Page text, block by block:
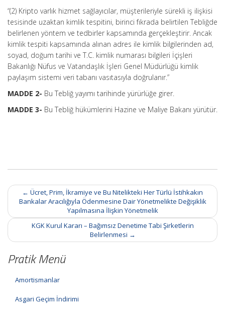
“(2) Kripto varlık hizmet sağlayıcılar, müşterileriyle sürekli iş ilişkisi
tesisinde uzaktan kimlik tespitini, birinci fıkrada belirtilen Tebliğde
belirlenen yöntem ve tedbirler kapsamında gerçekleştirir. Ancak
kimlik tespiti kapsamında alınan adres ile kimlik bilgilerinden ad,
soyad, doğum tarihi ve T.C. kimlik numarası bilgileri İçişleri
Bakanlığı Nüfus ve Vatandaşlık İşleri Genel Müdürlüğü kimlik
paylaşım sistemi veri tabanı vasıtasıyla doğrulanır.”
MADDE 2- Bu Tebliğ yayımı tarihinde yürürlüğe girer.
MADDE 3- Bu Tebliğ hükümlerini Hazine ve Maliye Bakanı yürütür.
Post
navigation
← Ücret, Prim, İkramiye ve Bu Nitelikteki Her Türlü İstihkakın
Bankalar Aracılığıyla Ödenmesine Dair Yönetmelikte Değişiklik
Yapılmasına İlişkin Yönetmelik
KGK Kurul Kararı – Bağımsız Denetime Tabi Şirketlerin
Belirlenmesi →
Pratik Menü
Amortismanlar
Asgari Geçim İndirimi